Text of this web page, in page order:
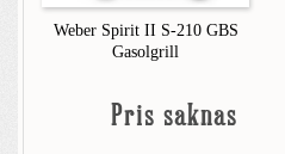
Weber Spirit II S-210 GBS
Gasolgrill
Pris saknas